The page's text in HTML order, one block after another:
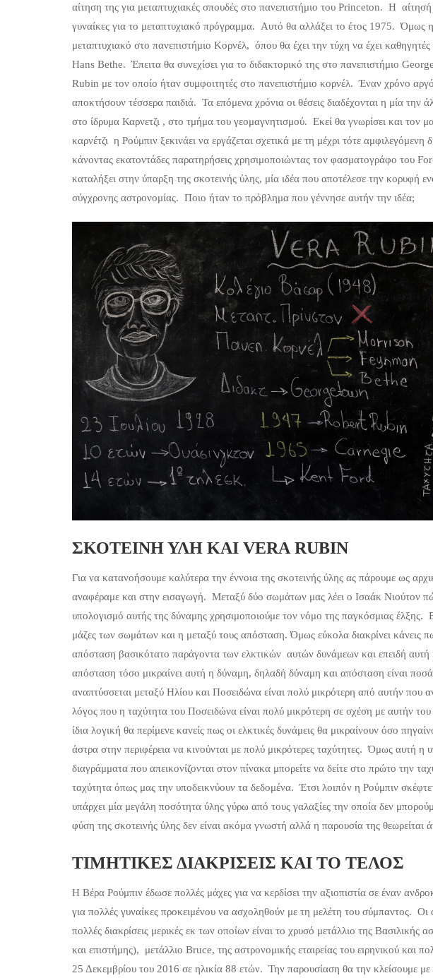
αίτηση της για μεταπτυχιακές σπουδές στο πανεπιστήμιο του Princeton. Η αίτησή
γυναίκες για το μεταπτυχιακό πρόγραμμα. Αυτό θα αλλάξει το έτος 1975. Όμως η
μεταπτυχιακό στο πανεπιστήμιο Κορνέλ, όπου θα έχει την τύχη να έχει
Hans Bethe. Έπειτα θα συνεχίσει για το διδακτορικό της στο πανεπιστήμιο
Rubin με τον οποίο ήταν συμφοιτητές στο πανεπιστήμιο κορνέλ. Έναν χρόνο
αποκτήσουν τέσσερα παιδιά. Τα επόμενα χρόνια οι θέσεις διαδέχονται η μία την
στο ίδρυμα Καρνετζι , στο τμήμα του γεομαγνητισμού. Εκεί θα γνωρίσει και
καρνέτζι η Ρούμπιν ξεκινάει να εργάζεται σχετικά με τη μέχρι τότε
κάνοντας εκατοντάδες παρατηρήσεις χρησιμοποιώντας τον φασματογράφο του
καταλήξει στην ύπαρξη της σκοτεινής ύλης, μία ιδέα που αποτέλεσε την κορυφή
σύγχρονης αστρονομίας. Ποιο ήταν το πρόβλημα που γέννησε αυτήν την ιδέα;
ΣΚΟΤΕΙΝΗ ΥΛΗ ΚΑΙ VERA RUBIN
Για να κατανοήσουμε καλύτερα την έννοια της σκοτεινής ύλης ας πάρουμε ως
αναφέραμε και στην εισαγωγή. Μεταξύ δύο σωμάτων μας λέει ο Ισαάκ Νιούτον
υπολογισμό αυτής της δύναμης χρησιμοποιούμε τον νόμο της παγκόσμιας έλξης.
μάζες των σωμάτων και η μεταξύ τους απόσταση. Όμως εύκολα διακρίνει κάνεις
απόσταση βασικότατο παράγοντα των ελκτικών αυτών δυνάμεων και επειδή
απόσταση τόσο μικραίνει αυτή η δύναμη, δηλαδή δύναμη και απόσταση είναι
αναπτύσσεται μεταξύ Ηλίου και Ποσειδώνα είναι πολύ μικρότερη από αυτήν που
λόγος που η ταχύτητα του Ποσειδώνα είναι πολύ μικρότερη σε σχέση με αυτήν
ίδια λογική θα περίμενε κανείς πως οι ελκτικές δυνάμεις θα μικραίνουν όσο
άστρα στην περιφέρεια να κινούνται με πολύ μικρότερες ταχύτητες. Όμως αυτή
διαγράμματα που απεικονίζονται στον πίνακα μπορείτε να δείτε στο πρώτο την
ταχύτητα όπως μας την υποδεικνύουν τα δεδομένα. Έτσι λοιπόν η Ρούμπιν
υπάρχει μία μεγάλη ποσότητα ύλης γύρω από τους γαλαξίες την οποία δεν
φύση της σκοτεινής ύλης δεν είναι ακόμα γνωστή αλλά η παρουσία της
ΤΙΜΗΤΙΚΕΣ ΔΙΑΚΡΙΣΕΙΣ ΚΑΙ ΤΟ ΤΕΛΟΣ
Η Βέρα Ρούμπιν έδωσε πολλές μάχες για να κερδίσει την αξιοπιστία σε έναν
για πολλές γυναίκες προκειμένου να ασχοληθούν με τη μελέτη του σύμπαντος.
πολλές διακρίσεις μερικές εκ των οποίων είναι το χρυσό μετάλλιο της
και επιστήμης), μετάλλιο Bruce, της αστρονομικής εταιρείας του ειρηνικού και
25 Δεκεμβρίου του 2016 σε ηλικία 88 ετών. Την παρουσίαση θα την κλείσουμε